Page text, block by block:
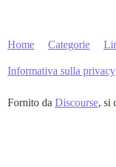
Home Categorie
Informativa sulla privacy
Fornito da Discourse, si